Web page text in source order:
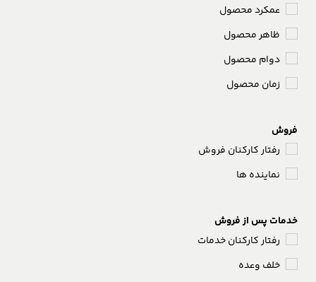
عمکرد محصول
ظاهر محصول
دوام محصول
زمان محصول
فروش
رفتار کارکنان فروش
نماینده ها
خدمات پس از فروش
رفتار کارکنان خدمات
خلف وعده